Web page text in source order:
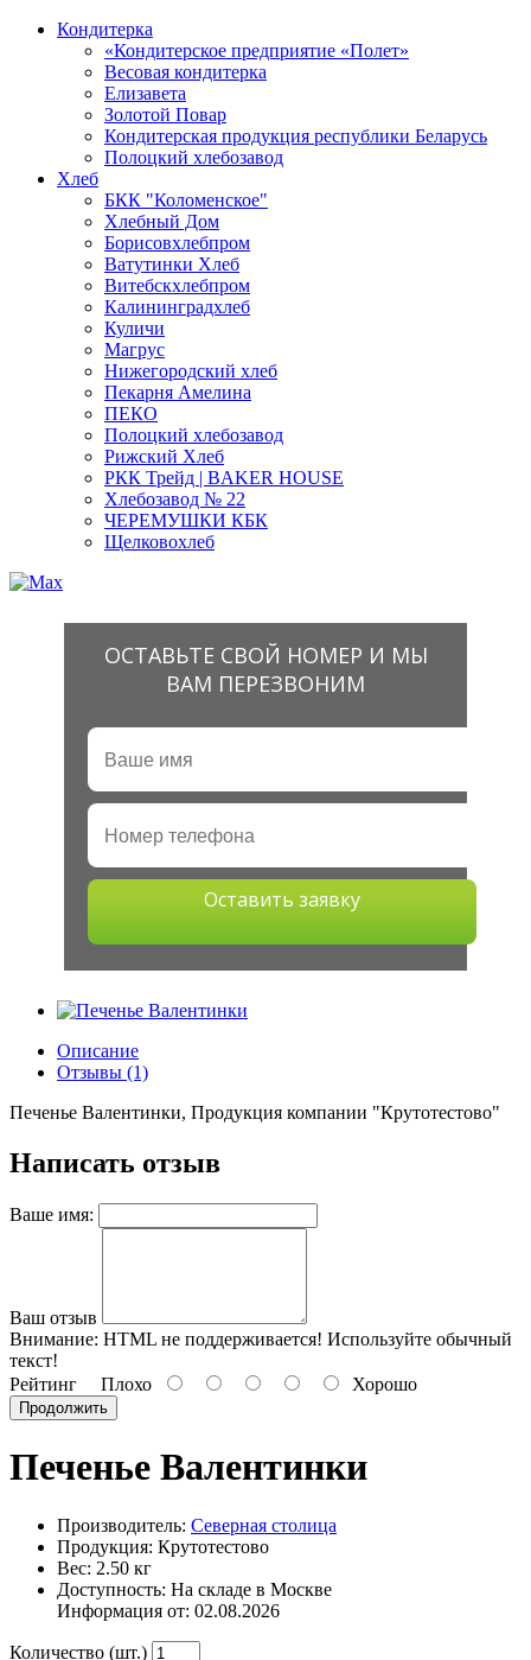
Кондитерка
«Кондитерское предприятие «Полет»
Весовая кондитерка
Елизавета
Золотой Повар
Кондитерская продукция республики Беларусь
Полоцкий хлебозавод
Хлеб
БКК "Коломенское"
Хлебный Дом
Борисовхлебпром
Ватутинки Хлеб
Витебскхлебпром
Калининградхлеб
Куличи
Магрус
Нижегородский хлеб
Пекарня Амелина
ПЕКО
Полоцкий хлебозавод
Рижский Хлеб
РКК Трейд | BAKER HOUSE
Хлебозавод № 22
ЧЕРЕМУШКИ КБК
Щелковохлеб
ОСТАВЬТЕ СВОЙ НОМЕР И МЫ
ВАМ ПЕРЕЗВОНИМ
Оставить заявку
Описание
Отзывы (1)
Печенье Валентинки, Продукция компании "Крутотестово"
Написать отзыв
Ваше имя:
Ваш отзыв
Внимание: HTML не поддерживается! Используйте обычный
текст!
Рейтинг Плохо Хорошо
Продолжить
Печенье Валентинки
Производитель: Северная столица
Продукция: Крутотестово
Вес: 2.50 кг
Доступность: На складе в Москве
Информация от: 02.08.2026
Количество (шт.)